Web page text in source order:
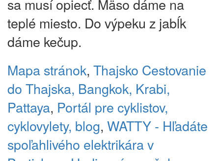
sa musí opiecť. Mäso dáme na
teplé miesto. Do výpeku z jabĺk
dáme kečup.
Mapa stránok, Thajsko Cestovanie
do Thajska, Bangkok, Krabi,
Pattaya, Portál pre cyklistov,
cyklovylety, blog, WATTY - Hľadáte
spoľahlivého elektrikára v